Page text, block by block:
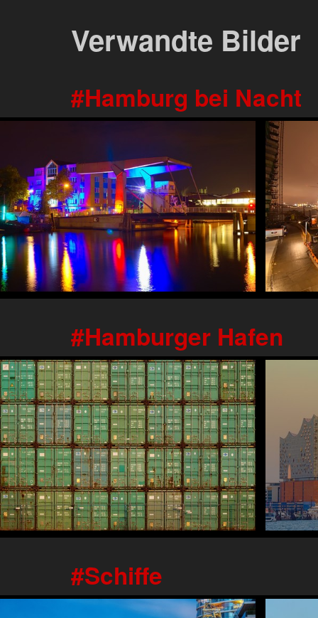
Verwandte Bilder
Hamburg bei Nacht
Hamburger Hafen
Schiffe